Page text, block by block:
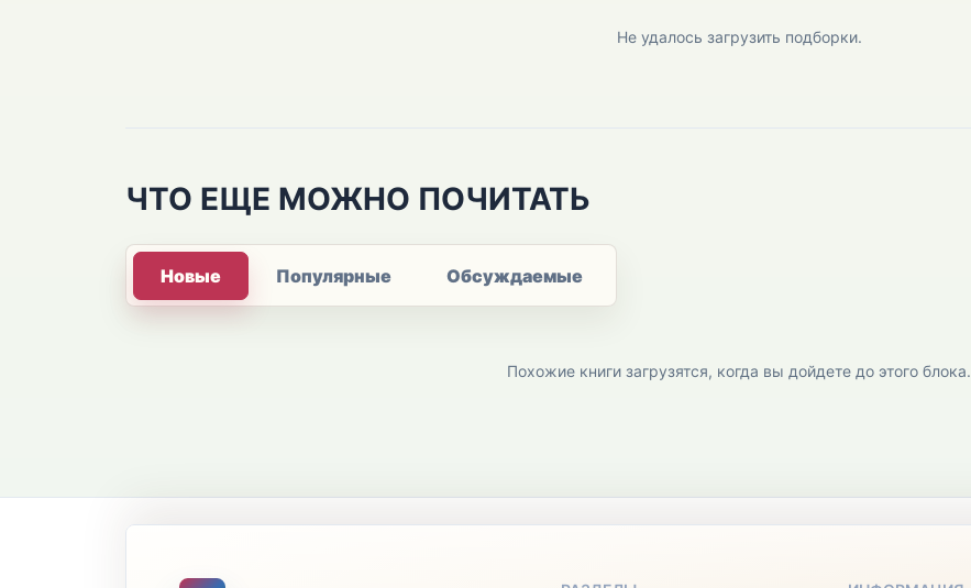
Не удалось загрузить подборки.
ЧТО ЕЩЕ МОЖНО ПОЧИТАТЬ
Новые Популярные Обсуждаемые
Похожие книги загрузятся, когда вы дойдете до этого блока.